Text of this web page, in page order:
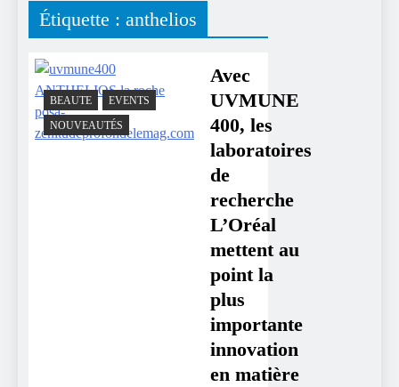
Étiquette : anthelios
BEAUTE
EVENTS
NOUVEAUTÉS
Avec
UVMUNE
400, les
laboratoires
de
recherche
L’Oréal
mettent au
point la
plus
importante
innovation
en matière